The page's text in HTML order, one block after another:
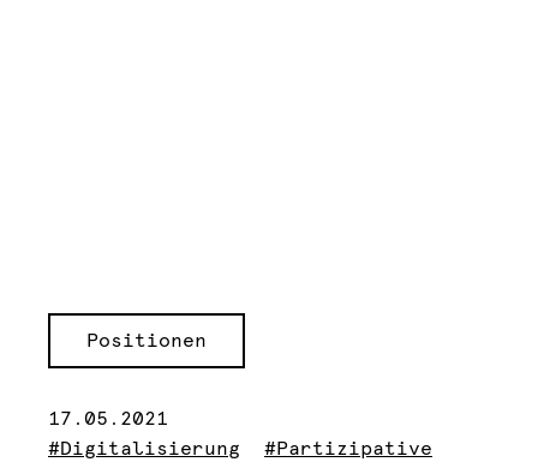
Positionen
17.05.2021
#Digitalisierung
#Partizipative